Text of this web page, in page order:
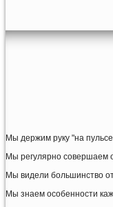
Мы держим руку "на
Мы регулярно совершаем
Мы видели большинство
Мы знаем особенности